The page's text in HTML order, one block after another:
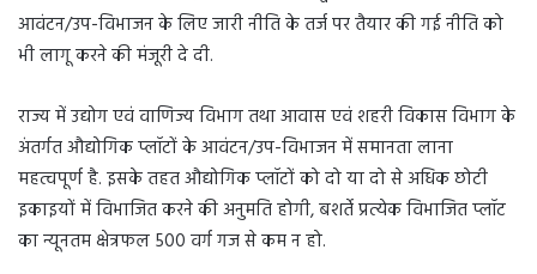
आवंटन/उप-विभाजन के लिए जारी नीति के तर्ज पर तैयार की गई नीति को
भी लागू करने की मंजूरी दे दी.
राज्य में उद्योग एवं वाणिज्य विभाग तथा आवास एवं शहरी विकास विभाग के
अंतर्गत औद्योगिक प्लॉटों के आवंटन/उप-विभाजन में समानता लाना
महत्वपूर्ण है. इसके तहत औद्योगिक प्लॉटों को दो या दो से अधिक छोटी
इकाइयों में विभाजित करने की अनुमति होगी, बशर्ते प्रत्येक विभाजित प्लॉट
का न्यूनतम क्षेत्रफल 500 वर्ग गज से कम न हो.